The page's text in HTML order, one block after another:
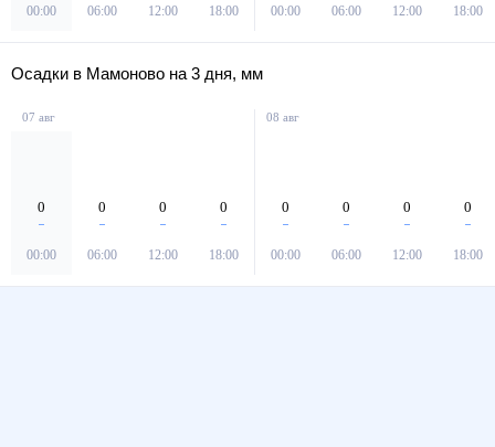
00:00 06:00 12:00 18:00 00:00 06:00 12:00 18:00
Осадки в Мамоново на 3 дня, мм
07 авг
0
00:00
0
06:00
0
12:00
0
18:00
08 авг
0
00:00
0
06:00
0
12:00
0
18:00